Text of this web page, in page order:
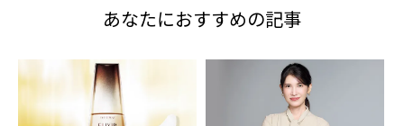
あなたにおすすめの記事